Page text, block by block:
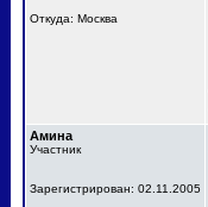
Откуда: Москва
Амина
Участник
Зарегистрирован: 02.11.2005